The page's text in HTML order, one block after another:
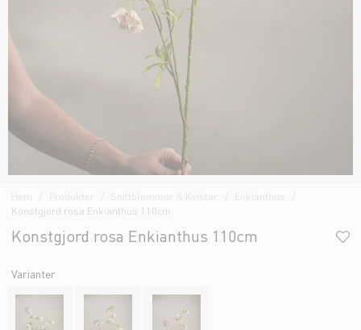
Hem Produkter Snittblommor & Kvistar
Enkianthus
Konstgjord rosa Enkianthus 110cm
Konstgjord rosa Enkianthus 110cm
Varianter